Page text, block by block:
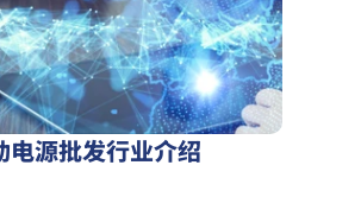
电源批发行业介绍